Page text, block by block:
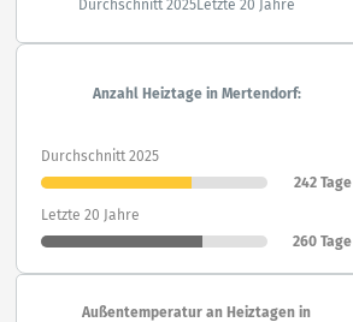
Durchschnitt 2025Letzte 20 Jahre
Anzahl Heiztage in Mertendorf:
Durchschnitt 2025
242 Tage
Letzte 20 Jahre
260 Tage
Außentemperatur an Heiztagen in